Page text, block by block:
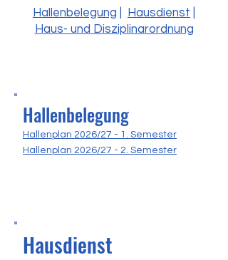
Hallenbelegung Hausdienst
Haus- und Disziplinarordnung
Hallenbelegung
Hallenplan 2026/27 - 1. Semester
Hallenplan 2026/27 - 2. Semester
Hausdienst